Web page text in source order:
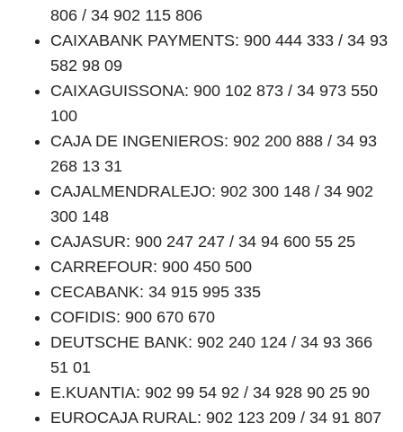
806 / 34 902 115 806
CAIXABANK PAYMENTS: 900 444 333 / 34 93
582 98 09
CAIXAGUISSONA: 900 102 873 / 34 973 550
100
CAJA DE INGENIEROS: 902 200 888 / 34 93
268 13 31
CAJALMENDRALEJO: 902 300 148 / 34 902
300 148
CAJASUR: 900 247 247 / 34 94 600 55 25
CARREFOUR: 900 450 500
CECABANK: 34 915 995 335
COFIDIS: 900 670 670
DEUTSCHE BANK: 902 240 124 / 34 93 366
51 01
E.KUANTIA: 902 99 54 92 / 34 928 90 25 90
EUROCAJA RURAL: 902 123 209 / 34 91 807